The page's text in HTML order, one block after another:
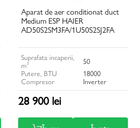
Aparat de aer conditionat duct
Medium ESP HAIER
AD50S2SM3FA/1U50S2SJ2FA
Suprafata incaperii,
m²
50
Putere, BTU
18000
Compresor
Inverter
28 900 lei